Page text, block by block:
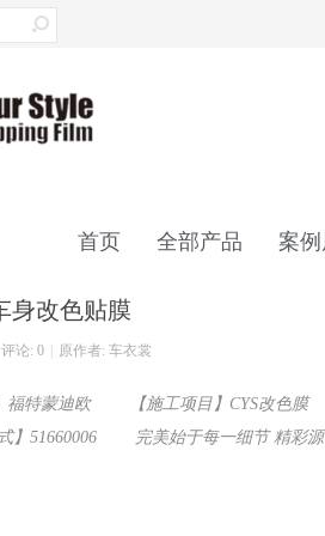
首页 全部产品 案
联系我们
身改色贴膜
评论: 0 原作者: 车衣裳
蒙迪欧 【施工项目】CYS改色膜
】51660006 完美始于每一细节 精